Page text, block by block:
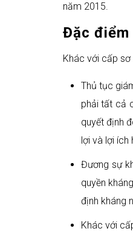
năm 2015.
Đặc điểm
Khác với cấp
Thủ tục
phải tất cả
quyết định
lợi và lợi
Đương sự
quyền
định kháng
Khác với